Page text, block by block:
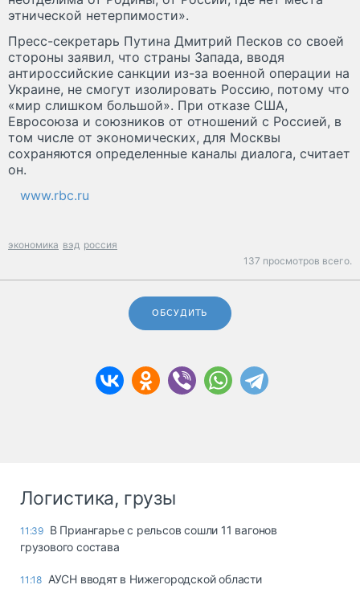
этнической нетерпимости».
Пресс-секретарь Путина Дмитрий Песков со своей
стороны заявил, что страны Запада, вводя
антироссийские санкции из-за военной операции на
Украине, не смогут изолировать Россию, потому что
«мир слишком большой». При отказе США,
Евросоюза и союзников от отношений с Россией, в
том числе от экономических, для Москвы
сохраняются определенные каналы диалога, считает
он.
www.rbc.ru
экономика вэд россия
137 просмотров всего.
ОБСУДИТЬ
Логистика, грузы
11:39 В Приангарье с рельсов сошли 11 вагонов
грузового состава
11:18 АУСН вводят в Нижегородской области